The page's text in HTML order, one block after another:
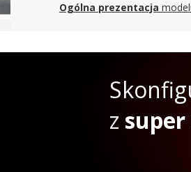
Ogólna prezentacja
z super